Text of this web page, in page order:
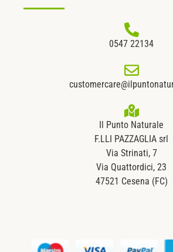
0547 22134
Il Punto Naturale
F.LLI PAZZAGLIA srl
Via Strinati, 7
Via Quattordici, 23
47521 Cesena (FC)